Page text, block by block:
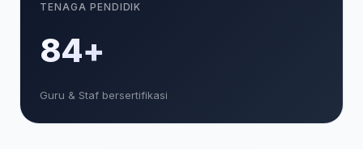
TENAGA PENDIDIK
85+
Guru & Staf bersertifikasi